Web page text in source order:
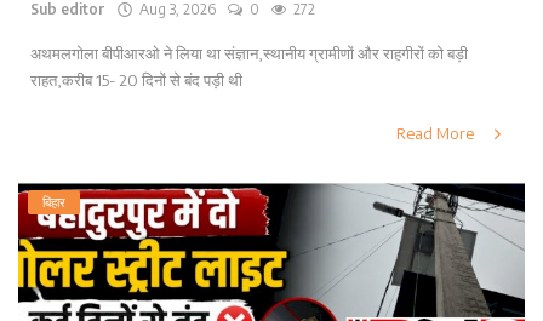
Sub editor Aug 3, 2026 0 272
अथमलगोला बीपीआरओ ने लिया था संज्ञान,स्थानीय ग्रामीणों और राहगीरों को बड़ी
राहत,करीब 15- 20 दिनों से बंद पड़ी थी
Read More
बिहार